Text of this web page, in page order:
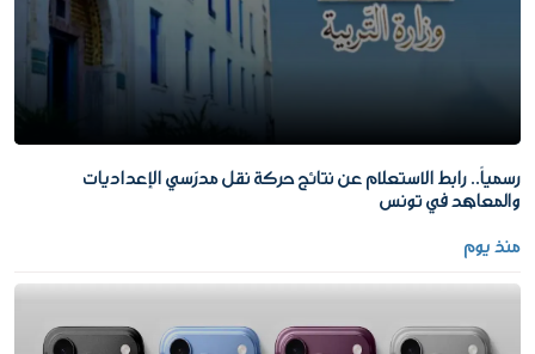
رسمياً.. رابط الاستعلام عن نتائج حركة نقل مدرّسي الإعداديات
والمعاهد في تونس
منذ يوم